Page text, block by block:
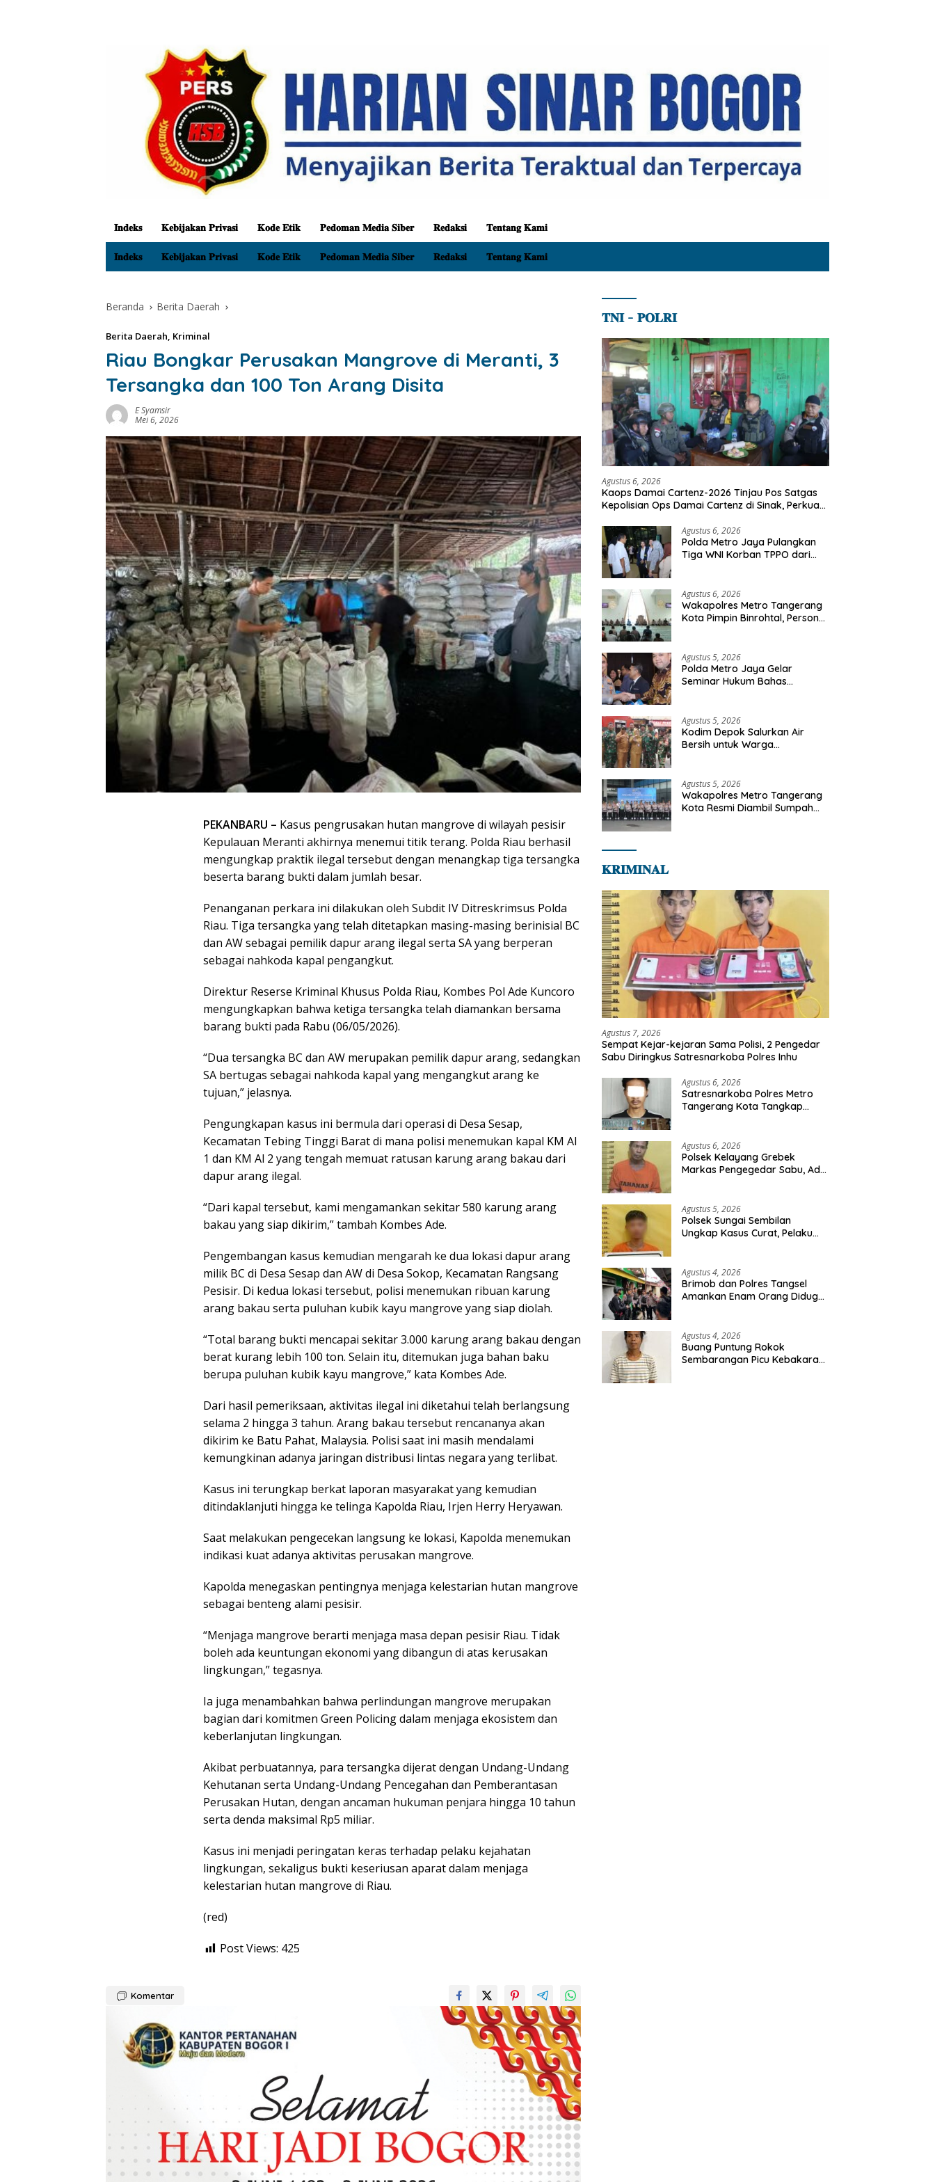
𝐈𝐧𝐝𝐞𝐤𝐬 𝐊𝐞𝐛𝐢𝐣𝐚𝐤𝐚𝐧 𝐏𝐫𝐢𝐯𝐚𝐬𝐢 𝐊𝐨𝐝𝐞 𝐄𝐭𝐢𝐤 𝐏𝐞𝐝𝐨𝐦𝐚𝐧 𝐌𝐞𝐝𝐢𝐚 𝐒𝐢𝐛𝐞𝐫 𝐑𝐞𝐝𝐚𝐤𝐬𝐢 𝐓𝐞𝐧𝐭𝐚𝐧𝐠 𝐊𝐚𝐦𝐢
𝐈𝐧𝐝𝐞𝐤𝐬 𝐊𝐞𝐛𝐢𝐣𝐚𝐤𝐚𝐧 𝐏𝐫𝐢𝐯𝐚𝐬𝐢 𝐊𝐨𝐝𝐞 𝐄𝐭𝐢𝐤 𝐏𝐞𝐝𝐨𝐦𝐚𝐧 𝐌𝐞𝐝𝐢𝐚 𝐒𝐢𝐛𝐞𝐫 𝐑𝐞𝐝𝐚𝐤𝐬𝐢 𝐓𝐞𝐧𝐭𝐚𝐧𝐠 𝐊𝐚𝐦𝐢
Beranda Berita Daerah
Berita Daerah, Kriminal
Riau Bongkar Perusakan Mangrove di Meranti, 3
Tersangka dan 100 Ton Arang Disita
E Syamsir
Mei 6, 2026
PEKANBARU – Kasus pengrusakan hutan mangrove di wilayah pesisir
Kepulauan Meranti akhirnya menemui titik terang. Polda Riau berhasil
mengungkap praktik ilegal tersebut dengan menangkap tiga tersangka
beserta barang bukti dalam jumlah besar.
Penanganan perkara ini dilakukan oleh Subdit IV Ditreskrimsus Polda
Riau. Tiga tersangka yang telah ditetapkan masing-masing berinisial BC
dan AW sebagai pemilik dapur arang ilegal serta SA yang berperan
sebagai nahkoda kapal pengangkut.
Direktur Reserse Kriminal Khusus Polda Riau, Kombes Pol Ade Kuncoro
mengungkapkan bahwa ketiga tersangka telah diamankan bersama
barang bukti pada Rabu (06/05/2026).
“Dua tersangka BC dan AW merupakan pemilik dapur arang, sedangkan
SA bertugas sebagai nahkoda kapal yang mengangkut arang ke
tujuan,” jelasnya.
Pengungkapan kasus ini bermula dari operasi di Desa Sesap,
Kecamatan Tebing Tinggi Barat di mana polisi menemukan kapal KM Al
1 dan KM Al 2 yang tengah memuat ratusan karung arang bakau dari
dapur arang ilegal.
“Dari kapal tersebut, kami mengamankan sekitar 580 karung arang
bakau yang siap dikirim,” tambah Kombes Ade.
Pengembangan kasus kemudian mengarah ke dua lokasi dapur arang
milik BC di Desa Sesap dan AW di Desa Sokop, Kecamatan Rangsang
Pesisir. Di kedua lokasi tersebut, polisi menemukan ribuan karung
arang bakau serta puluhan kubik kayu mangrove yang siap diolah.
“Total barang bukti mencapai sekitar 3.000 karung arang bakau dengan
berat kurang lebih 100 ton. Selain itu, ditemukan juga bahan baku
berupa puluhan kubik kayu mangrove,” kata Kombes Ade.
Dari hasil pemeriksaan, aktivitas ilegal ini diketahui telah berlangsung
selama 2 hingga 3 tahun. Arang bakau tersebut rencananya akan
dikirim ke Batu Pahat, Malaysia. Polisi saat ini masih mendalami
kemungkinan adanya jaringan distribusi lintas negara yang terlibat.
Kasus ini terungkap berkat laporan masyarakat yang kemudian
ditindaklanjuti hingga ke telinga Kapolda Riau, Irjen Herry Heryawan.
Saat melakukan pengecekan langsung ke lokasi, Kapolda menemukan
indikasi kuat adanya aktivitas perusakan mangrove.
Kapolda menegaskan pentingnya menjaga kelestarian hutan mangrove
sebagai benteng alami pesisir.
“Menjaga mangrove berarti menjaga masa depan pesisir Riau. Tidak
boleh ada keuntungan ekonomi yang dibangun di atas kerusakan
lingkungan,” tegasnya.
Ia juga menambahkan bahwa perlindungan mangrove merupakan
bagian dari komitmen Green Policing dalam menjaga ekosistem dan
keberlanjutan lingkungan.
Akibat perbuatannya, para tersangka dijerat dengan Undang-Undang
Kehutanan serta Undang-Undang Pencegahan dan Pemberantasan
Perusakan Hutan, dengan ancaman hukuman penjara hingga 10 tahun
serta denda maksimal Rp5 miliar.
Kasus ini menjadi peringatan keras terhadap pelaku kejahatan
lingkungan, sekaligus bukti keseriusan aparat dalam menjaga
kelestarian hutan mangrove di Riau.
(red)
Post Views: 425
Komentar
𝐓𝐍𝐈 – 𝐏𝐎𝐋𝐑𝐈
Agustus 6, 2026
Kaops Damai Cartenz-2026 Tinjau Pos Satgas
Kepolisian Ops Damai Cartenz di Sinak, Perkuat
Agustus 6, 2026
Polda Metro Jaya Pulangkan
Tiga WNI Korban TPPO dari
Agustus 6, 2026
Wakapolres Metro Tangerang
Kota Pimpin Binrohtal, Personel
Agustus 5, 2026
Polda Metro Jaya Gelar
Seminar Hukum Bahas
Agustus 5, 2026
Kodim Depok Salurkan Air
Bersih untuk Warga
Agustus 5, 2026
Wakapolres Metro Tangerang
Kota Resmi Diambil Sumpah
𝐊𝐑𝐈𝐌𝐈𝐍𝐀𝐋
Agustus 7, 2026
Sempat Kejar-kejaran Sama Polisi, 2 Pengedar
Sabu Diringkus Satresnarkoba Polres Inhu
Agustus 6, 2026
Satresnarkoba Polres Metro
Tangerang Kota Tangkap
Hexymer Disita
Agustus 6, 2026
Polsek Kelayang Grebek
Markas Pengegedar Sabu, Ada
Agustus 5, 2026
Polsek Sungai Sembilan
Ungkap Kasus Curat, Pelaku
Agustus 4, 2026
Brimob dan Polres Tangsel
Amankan Enam Orang Diduga
Agustus 4, 2026
Buang Puntung Rokok
Sembarangan Picu Kebakaran